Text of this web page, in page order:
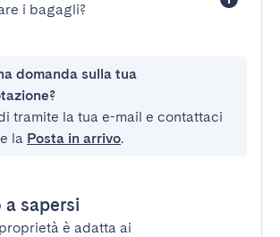
i bagagli?
domanda sulla tua
tramite la tua e-mail e contattaci
la Posta in arrivo.
a sapersi
è adatta ai